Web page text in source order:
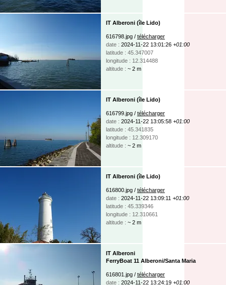
IT Alberoni (île Lido)
616798.jpg / télécharger
date : 2024-11-22 13:01:26 +01:00
latitude : 45.347007
longitude : 12.314488
altitude : ~ 2 m
IT Alberoni (île Lido)
616799.jpg / télécharger
date : 2024-11-22 13:05:58 +01:00
latitude : 45.341835
longitude : 12.309170
altitude : ~ 2 m
IT Alberoni (île Lido)
616800.jpg / télécharger
date : 2024-11-22 13:09:11 +01:00
latitude : 45.339346
longitude : 12.310661
altitude : ~ 2 m
IT Alberoni
FerryBoat 11 Alberoni/Santa Maria
616801.jpg / télécharger
date : 2024-11-22 13:24:19 +01:00